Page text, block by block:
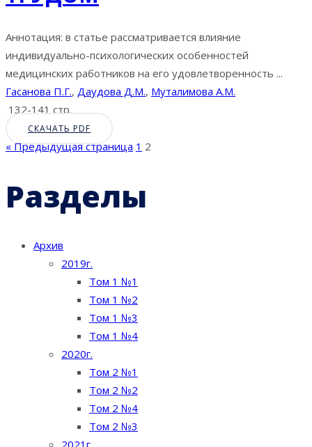
Аннотация: в статье рассматривается влияние
индивидуально-психологических особенностей
медицинских работников на его удовлетворенность ...
Гасанова П.Г., Даудова Д.М., Муталимова А.М.
132-141 стр.
СКАЧАТЬ PDF
« Предыдущая страница 1 2
Разделы
Архив
2019г.
Том 1 №1
Том 1 №2
Том 1 №3
Том 1 №4
2020г.
Том 2 №1
Том 2 №2
Том 2 №4
Том 2 №3